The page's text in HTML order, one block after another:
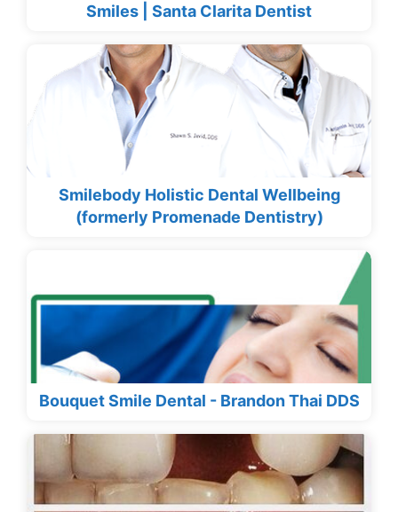
Smiles | Santa Clarita Dentist
Smilebody Holistic Dental Wellbeing
(formerly Promenade Dentistry)
Bouquet Smile Dental - Brandon Thai DDS